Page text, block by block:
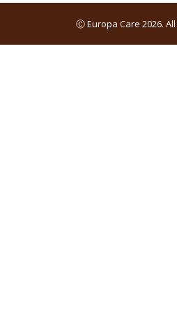
Ⓒ Europa Care 2026.